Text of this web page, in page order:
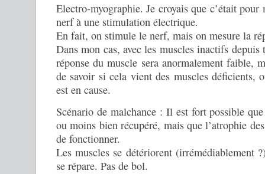
Electro-myographie. Je croyais que c’était pour
nerf à une stimulation électrique.
En fait, on stimule le nerf, mais on mesure la
Dans mon cas, avec les muscles inactifs
réponse du muscle sera anormalement faible,
de savoir si cela vient des muscles déficients,
est en cause.
Scénario de malchance : Il est fort possible
ou moins bien récupéré, mais que l’atrophie
de fonctionner.
Les muscles se détériorent (irrémédiablement
se répare. Pas de bol.